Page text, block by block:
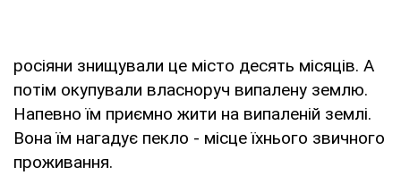
росіяни знищували це місто десять місяців. А
потім окупували власноруч випалену землю.
Напевно їм приємно жити на випаленій землі.
Вона їм нагадує пекло - місце їхнього звичного
проживання.